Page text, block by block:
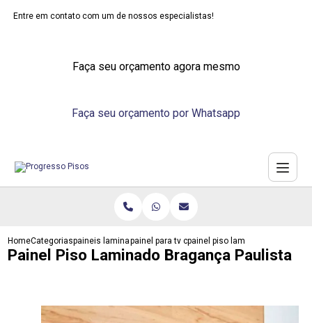
Entre em contato com um de nossos especialistas!
Faça seu orçamento agora mesmo
Faça seu orçamento por Whatsapp
HomeCategoriaspaineis laminadospainel para tv com laminadopainel piso laminado braganca
Painel Piso Laminado Bragança Paulista